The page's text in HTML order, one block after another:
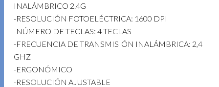
INALÁMBRICO 2.4G
-RESOLUCIÓN FOTOELÉCTRICA: 1600 DPI
-NÚMERO DE TECLAS: 4 TECLAS
-FRECUENCIA DE TRANSMISIÓN INALÁMBRICA: 2,4
GHZ
-ERGONÓMICO
-RESOLUCIÓN AJUSTABLE